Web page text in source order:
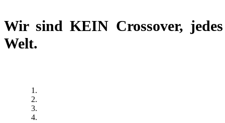
Wir sindKEIN Crossover,
Welt.